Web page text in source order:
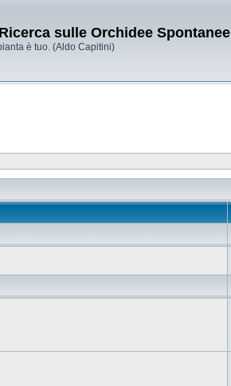
sulle Orchidee Spontanee
è tuo. (Aldo Capitini)